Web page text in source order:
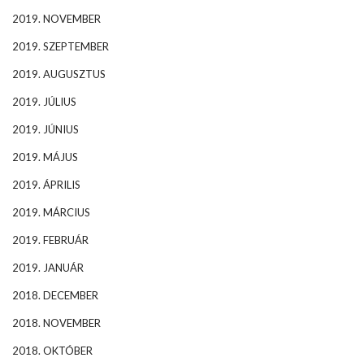
2019. NOVEMBER
2019. SZEPTEMBER
2019. AUGUSZTUS
2019. JÚLIUS
2019. JÚNIUS
2019. MÁJUS
2019. ÁPRILIS
2019. MÁRCIUS
2019. FEBRUÁR
2019. JANUÁR
2018. DECEMBER
2018. NOVEMBER
2018. OKTÓBER